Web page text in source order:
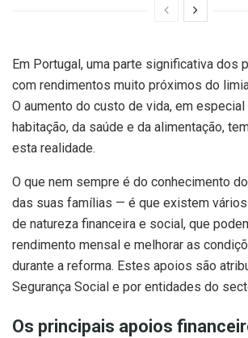
Em Portugal, uma parte significativa dos
com rendimentos muito próximos do
O aumento do custo de vida, em especial
habitação, da saúde e da alimentação,
esta realidade.
O que nem sempre é do conhecimento
das suas famílias — é que existem
de natureza financeira e social, que
rendimento mensal e melhorar as
durante a reforma. Estes apoios são
Segurança Social e por entidades do
Os principais apoios